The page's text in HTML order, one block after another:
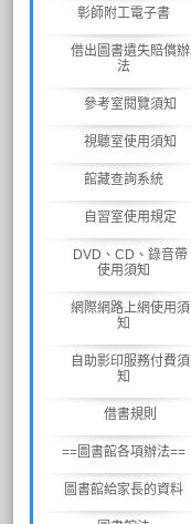
彰師附工電子書
借出圖書遺失賠償辦
法
參考室閱覽須知
視聽室使用須知
館藏查詢系統
自習室使用規定
DVD、CD、錄音帶
使用須知
網際網路上網使用須
知
自助影印服務付費須
知
借書規則
==圖書館各項辦法==
圖書館給家長的資料